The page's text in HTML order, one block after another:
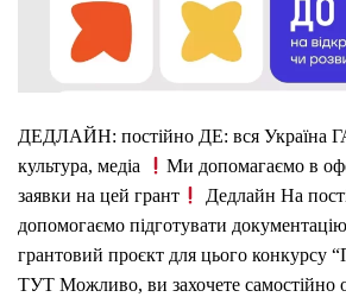
ДЕДЛАЙН: постійно ДЕ: вся Україна
культура, медіа
Ми допомагаємо в
заявки на цей грант
Дедлайн На
допомогаємо підготувати
грантовий проєкт для цього конкурсу
ТУТ Можливо, ви захочете самостійно